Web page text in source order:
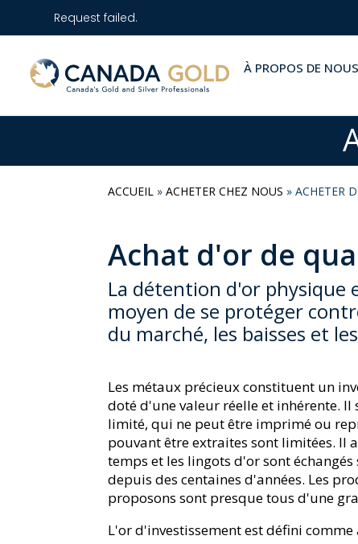
Request failed.
À PROPOS DE NOUS
ACCUEIL »ACHETER CHEZ NOUS »ACHETER
Achat d'or de
La détention d'or physique
moyen de se protéger
du marché, les baisses et
Les métaux précieux constituent un
doté d'une valeur réelle et inhérente.
limité, qui ne peut être imprimé ou
pouvant être extraites sont limitées. Il
temps et les lingots d'or sont
depuis des centaines d'années. Les
proposons sont presque tous d'une
L'or d'investissement est défini